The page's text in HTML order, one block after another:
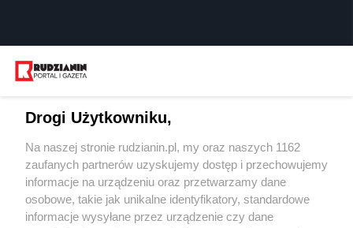
Wydawca mediów
Drogi Użytkowniku,
Na naszej stronie rudzianin.pl, my oraz naszych 1162
zaufanych partnerów uzyskujemy dostęp i przechowujemy
informacje na urządzeniu oraz przetwarzamy dane
osobowe, takie jak unikalne identyfikatory, standardowe
informacje wysyłane przez urządzenie czy dane